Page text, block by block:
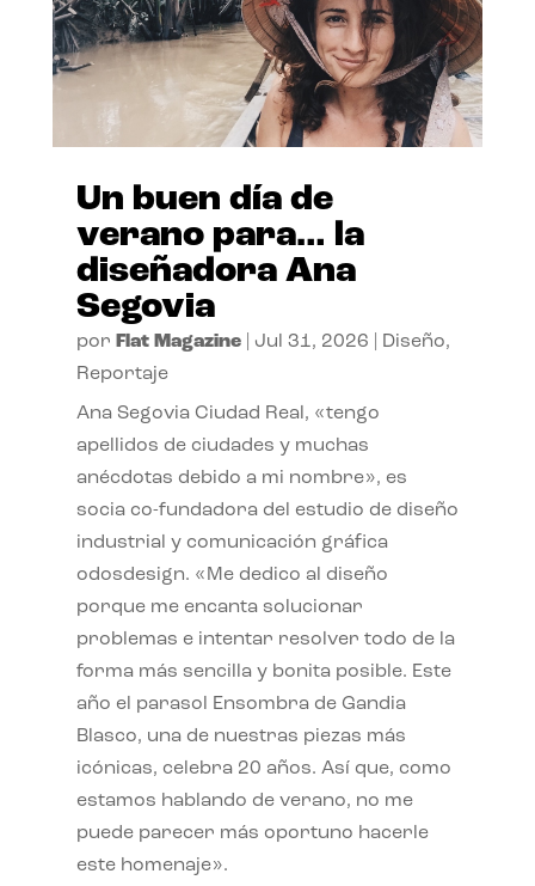
Un buen día de
verano para… la
diseñadora Ana
Segovia
por Flat Magazine| Jul 31, 2026 Diseño,
Reportaje
Ana Segovia Ciudad Real, «tengo
apellidos de ciudades y muchas
anécdotas debido a mi nombre», es
socia co-fundadora del estudio de diseño
industrial y comunicación gráfica
odosdesign. «Me dedico al diseño
porque me encanta solucionar
problemas e intentar resolver todo de la
forma más sencilla y bonita posible. Este
año el parasol Ensombra de Gandia
Blasco, una de nuestras piezas más
icónicas, celebra 20 años. Así que, como
estamos hablando de verano, no me
puede parecer más oportuno hacerle
este homenaje».